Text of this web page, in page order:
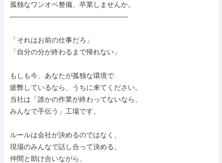
孤独なワンオペ整備、卒業しませんか。
―――――――――――――――――
「それはお前の仕事だろ」
「自分の分が終わるまで帰れない」
もしも今、あなたが孤独な環境で
疲弊しているなら、うちに来てください。
当社は「誰かの作業が終わってないなら、
みんなで手伝う」工場です。
ルールは会社が決めるのではなく、
現場のみんなで話し合って決める。
仲間と助け合いながら、